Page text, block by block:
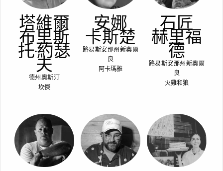
塔維爾
布里斯
托-約瑟
夫
德州奧斯汀
坎傑
安娜
卡斯楚
路易斯安那州新奧爾
良
阿卡瑪雅
石匠
赫里福
德
路易斯安那州新奧爾
良
火雞和狼